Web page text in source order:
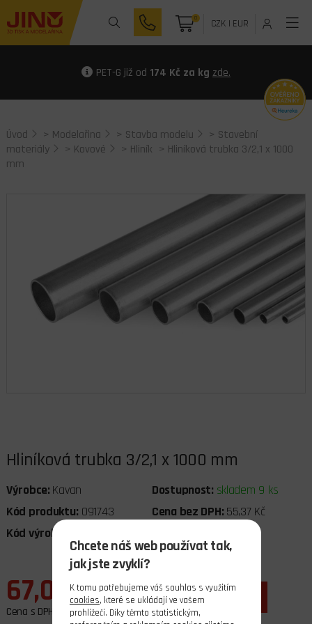
0 CZK| EUR
PET-G již od 174 Kč za kg zde.
Úvod > Modelařina > Stavba modelu > Stavební
materiály
> Kovové > Hliník > Hliníková trubka 3/2,1 x 1000
mm
Hliníková trubka 3/2,1 x 1000 mm
Výrobce: Kavan Dostupnost: skladem 9 ks
Kód produktu: 091743 Cena bez DPH: 55,37 Kč
Kód výrobce:
67,00 Kč
Cena s DPH
ks do košíku
Chcete náš web používat tak,
jak jste zvyklí?
K tomu potřebujeme váš souhlas s využitím
cookies, které se ukládají ve vašem
prohlížeči. Díky těmto statistickým,